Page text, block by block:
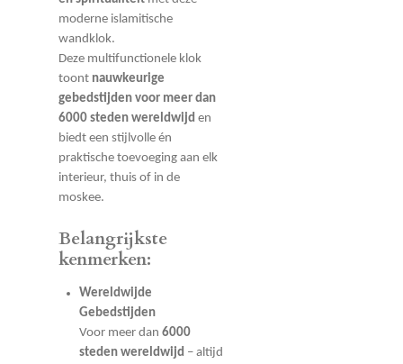
moderne islamitische
wandklok.
Deze multifunctionele klok
toont nauwkeurige
gebedstijden voor meer dan
6000 steden wereldwijd en
biedt een stijlvolle én
praktische toevoeging aan elk
interieur, thuis of in de
moskee.
Belangrijkste
kenmerken:
Wereldwijde
Gebedstijden
Voor meer dan 6000
steden wereldwijd – altijd